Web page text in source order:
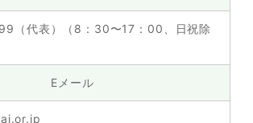
（代表）（8：30〜17：00、日祝除
Eメール